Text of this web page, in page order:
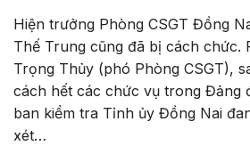
Hiện trưởng Phòng CSGT Đồng
Thế Trung cũng đã bị cách chức.
Trọng Thủy (phó Phòng CSGT),
cách hết các chức vụ trong Đảng
ban kiểm tra Tỉnh ủy Đồng Nai
xét…